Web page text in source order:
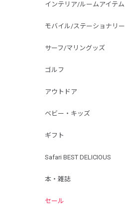
インテリア/ルームアイテム
モバイル/ステーショナリー
サーフ/マリングッズ
ゴルフ
アウトドア
ベビー・キッズ
ギフト
Safari BEST DELICIOUS
本・雑誌
セール